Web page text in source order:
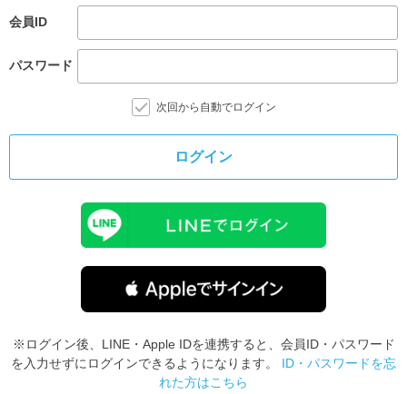
会員ID
パスワード
次回から自動でログイン
ログイン
※ログイン後、LINE・Apple IDを連携すると、会員ID・パスワード
を入力せずにログインできるようになります。 ID・パスワードを忘
れた方はこちら